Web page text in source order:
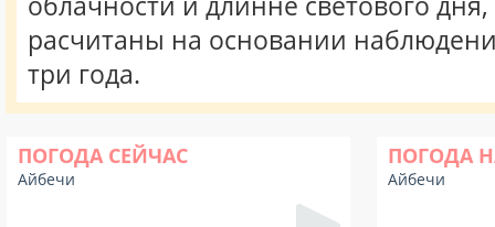
расчитаны на основании
три года.
ПОГОДА СЕЙЧАС
Айбечи
ПОГОДА
Айбечи